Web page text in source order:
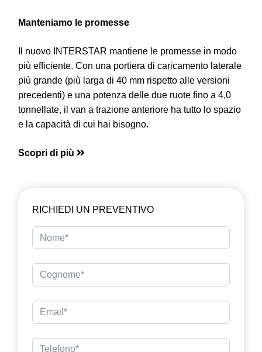
Manteniamo le promesse
Il nuovo INTERSTAR mantiene le promesse in modo
più efficiente. Con una portiera di caricamento laterale
più grande (più larga di 40 mm rispetto alle versioni
precedenti) e una potenza delle due ruote fino a 4,0
tonnellate, il van a trazione anteriore ha tutto lo spazio
e la capacità di cui hai bisogno.
Scopri di più
RICHIEDI UN PREVENTIVO